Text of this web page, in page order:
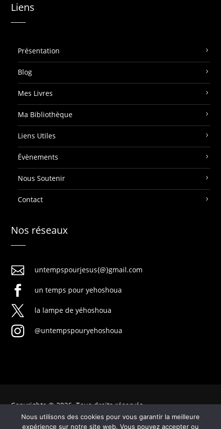
Liens
Présentation
Blog
Mes Livres
Ma Bibliothèque
Liens Utiles
Évènements
Nous Soutenir
Contact
Nos réseaux
 untempspourjesus{@}gmail.com
 un temps pour yehoshoua
 la lampe de yéhoshoua
 @untempspouryehoshoua
Copyrights © 2026. Tous droits réservés
Nous utilisons des cookies pour vous garantir la meilleure
expérience sur notre site web. Vous pouvez accepter ou